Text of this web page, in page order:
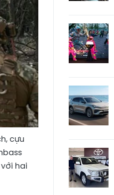
cựu
hai